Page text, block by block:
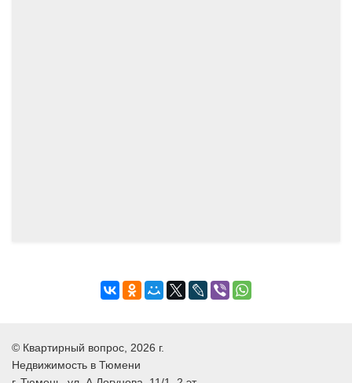
© Квартирный вопрос , 2026 г.
Недвижимость в Тюмени